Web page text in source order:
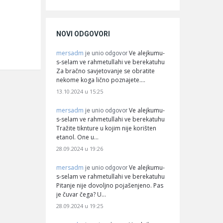
NOVI ODGOVORI
mersadm je unio odgovor Ve alejkumu-
s-selam ve rahmetullahi ve berekatuhu
Za bračno savjetovanje se obratite
nekome koga lično poznajete.…
13.10.2024 u 15:25
mersadm je unio odgovor Ve alejkumu-
s-selam ve rahmetullahi ve berekatuhu
Tražite tiknture u kojim nije korišten
etanol. One u…
28.09.2024 u 19:26
mersadm je unio odgovor Ve alejkumu-
s-selam ve rahmetullahi ve berekatuhu
Pitanje nije dovoljno pojašenjeno. Pas
je čuvar čega? U…
28.09.2024 u 19:25